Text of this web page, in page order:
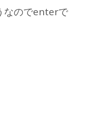
なのでenterで